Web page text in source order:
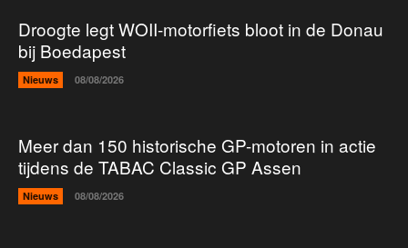
Droogte legt WOII-motorfiets bloot in de Donau
bij Boedapest
Nieuws 08/08/2026
Meer dan 150 historische GP-motoren in actie
tijdens de TABAC Classic GP Assen
Nieuws 08/08/2026